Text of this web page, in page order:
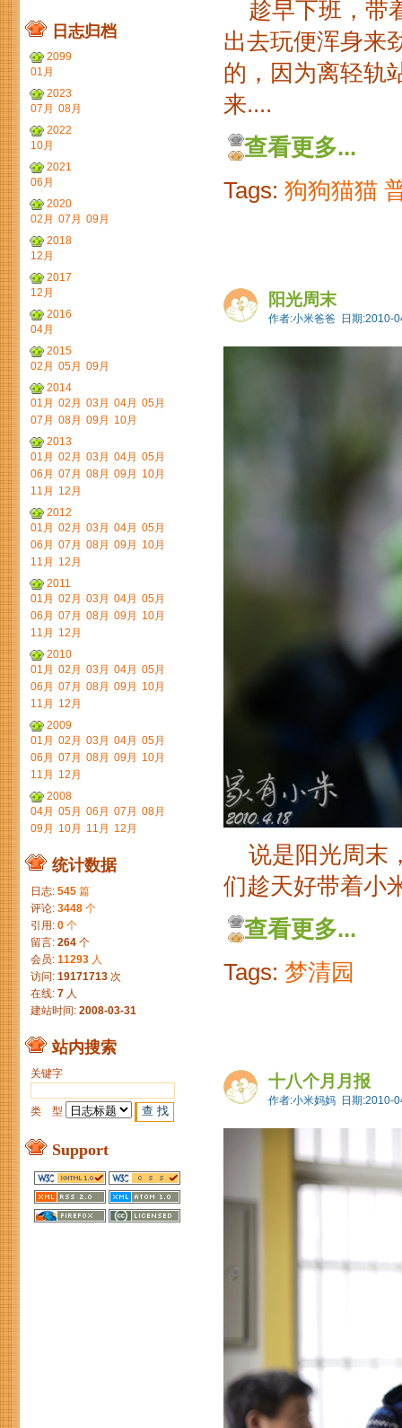
趁早下班，带
出去玩便浑身来
的，因为离轻轨
来....
查看更多...
Tags:狗狗猫猫
阳光周末
作者:小米爸爸 日期:2010-
说是阳光周末
们趁天好带着小
查看更多...
Tags: 梦清园
十八个月月报
作者:小米妈妈 日期:2010-
日志归档
2099
01月
2023
07月 08月
2022
10月
2021
06月
2020
02月 07月 09月
2018
12月
2017
12月
2016
04月
2015
02月 05月 09月
2014
01月 02月 03月 04月 05月
07月 08月 09月
10月
2013
01月 02月 03月 04月 05月
06月 07月 08月 09月
10月
11月
12月
2012
01月 02月 03月 04月 05月
06月 07月 08月 09月
10月
11月
12月
2011
01月 02月 03月 04月 05月
06月 07月 08月 09月
10月
11月
12月
2010
01月 02月 03月 04月 05月
06月 07月 08月 09月
10月
11月
12月
2009
01月 02月 03月 04月 05月
06月 07月 08月 09月
10月
11月
12月
2008
04月 05月 06月 07月 08月
09月
10月 11月 12月
统计数据
日志: 545 篇
评论: 3448 个
引用: 0 个
留言: 264 个
会员: 11293 人
访问: 19171713 次
在线: 7 人
建站时间: 2008-03-31
站内搜索
关键字
类 型
Support